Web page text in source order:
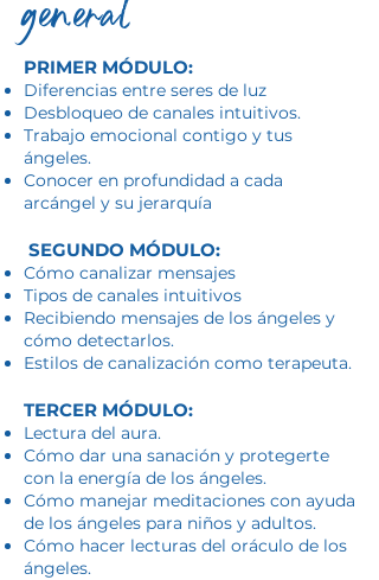
general
PRIMER MÓDULO:
Diferencias entre seres de luz
Desbloqueo de canales intuitivos.
Trabajo emocional contigo y tus
ángeles.
Conocer en profundidad a cada
arcángel y su jerarquía
SEGUNDO MÓDULO:
Cómo canalizar mensajes
Tipos de canales intuitivos
Recibiendo mensajes de los ángeles y
cómo detectarlos.
Estilos de canalización como terapeuta.
TERCER MÓDULO:
Lectura del aura.
Cómo dar una sanación y protegerte
con la energía de los ángeles.
Cómo manejar meditaciones con ayuda
de los ángeles para niños y adultos.
Cómo hacer lecturas del oráculo de los
ángeles.